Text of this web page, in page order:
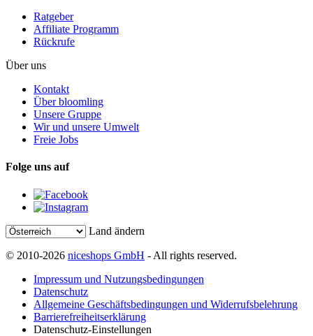
Ratgeber
Affiliate Programm
Rückrufe
Über uns
Kontakt
Über bloomling
Unsere Gruppe
Wir und unsere Umwelt
Freie Jobs
Folge uns auf
Land ändern
© 2010-2026 niceshops GmbH - All rights reserved.
Impressum und Nutzungsbedingungen
Datenschutz
Allgemeine Geschäftsbedingungen und Widerrufsbelehrung
Barrierefreiheitserklärung
Datenschutz-Einstellungen